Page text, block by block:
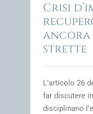
Crisi
ancora
strette
L’articolo 26
far discutere
disciplinano